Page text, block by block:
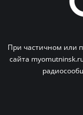
При частичном или
сайта